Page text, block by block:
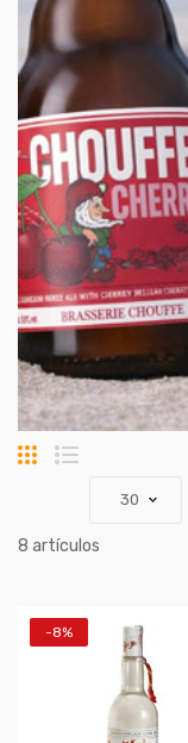
Parrilla
8 artículos
-8%